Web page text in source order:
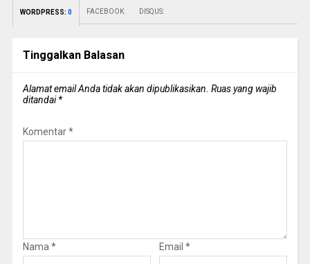
WORDPRESS: 0 FACEBOOK: DISQUS:
Tinggalkan Balasan
Alamat email Anda tidak akan dipublikasikan. Ruas yang wajib
ditandai*
Komentar*
Nama * Email *